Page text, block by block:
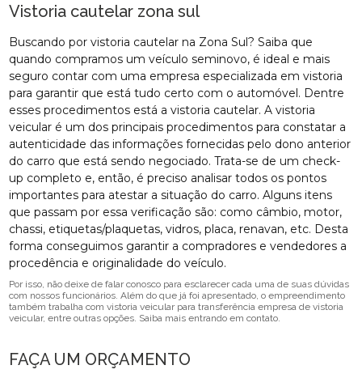
Vistoria cautelar zona sul
Buscando por vistoria cautelar na Zona Sul? Saiba que
quando compramos um veículo seminovo, é ideal e mais
seguro contar com uma empresa especializada em vistoria
para garantir que está tudo certo com o automóvel. Dentre
esses procedimentos está a vistoria cautelar. A vistoria
veicular é um dos principais procedimentos para constatar a
autenticidade das informações fornecidas pelo dono anterior
do carro que está sendo negociado. Trata-se de um check-
up completo e, então, é preciso analisar todos os pontos
importantes para atestar a situação do carro. Alguns itens
que passam por essa verificação são: como câmbio, motor,
chassi, etiquetas/plaquetas, vidros, placa, renavan, etc. Desta
forma conseguimos garantir a compradores e vendedores a
procedência e originalidade do veículo.
Por isso, não deixe de falar conosco para esclarecer cada uma de suas dúvidas
com nossos funcionários. Além do que já foi apresentado, o empreendimento
também trabalha com vistoria veicular para transferência empresa de vistoria
veicular, entre outras opções. Saiba mais entrando em contato.
FAÇA UM ORÇAMENTO